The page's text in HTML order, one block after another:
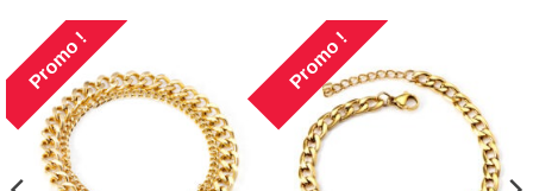
Promo ! Promo !